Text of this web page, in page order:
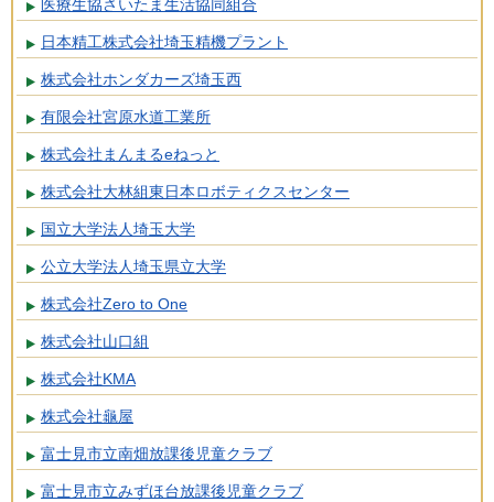
医療生協さいたま生活協同組合
日本精工株式会社埼玉精機プラント
株式会社ホンダカーズ埼玉西
有限会社宮原水道工業所
株式会社まんまるeねっと
株式会社大林組東日本ロボティクスセンター
国立大学法人埼玉大学
公立大学法人埼玉県立大学
株式会社Zero to One
株式会社山口組
株式会社KMA
株式会社龜屋
富士見市立南畑放課後児童クラブ
富士見市立みずほ台放課後児童クラブ